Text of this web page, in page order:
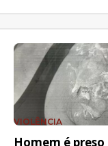
VIOLÊNCIA
Homem é